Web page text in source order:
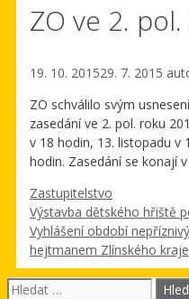
ZO ve 2.
19. 10. 201529. 7. 2015
ZO schválilo svým
zasedání ve 2. pol. roku
v 18 hodin, 13. listopadu v
hodin. Zasedání se konají
Rubriky
Zastupitelstvo
Výstavba dětského hřiště
Vyhlášení období
hejtmanem Zlínského kraje
Hledat: